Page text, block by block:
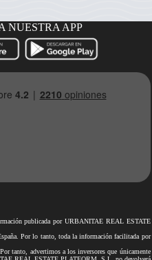
NUESTRA APP
publicada por URBANITAE REAL ESTATE
Por lo tanto, toda la información facilitada por
tanto, advertimos a los inversores que únicamente